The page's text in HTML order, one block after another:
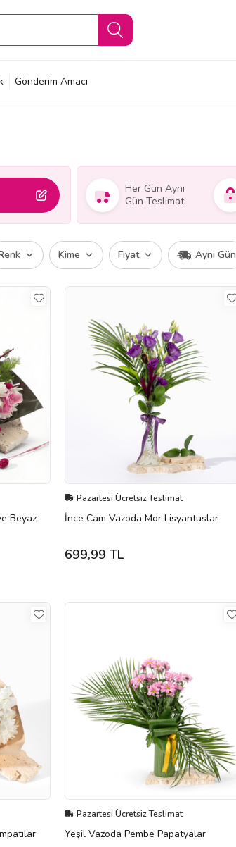
Gönderim Amacı
Her Gün Aynı
Gün Teslimat
Kime Fiyat Aynı Gün
Beyaz
Pazartesi Ücretsiz Teslimat
İnce Cam Vazoda Mor Lisyantuslar
699,99 TL
Pazartesi Ücretsiz Teslimat
Yeşil Vazoda Pembe Papatyalar